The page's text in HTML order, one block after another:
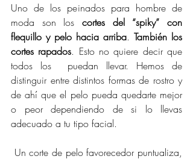
Uno de los peinados para hombre de
moda son los cortes del “spiky” con
flequillo y pelo hacia arriba. También los
cortes rapados. Esto no quiere decir que
todos los  puedan llevar. Hemos de
distinguir entre distintos formas de rostro y
de ahí que el pelo pueda quedarte mejor
o peor dependiendo de si lo llevas
adecuado a tu tipo facial.